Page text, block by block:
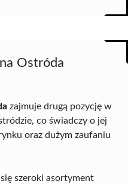
Ostróda
zajmuje drugą pozycję w
co świadczy o jej
oraz dużym zaufaniu
szeroki asortyment